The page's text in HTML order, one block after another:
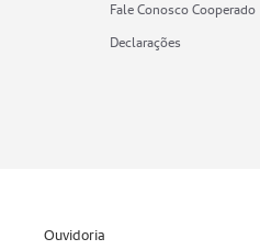
Fale Conosco Cooperado
Declarações
Ouvidoria